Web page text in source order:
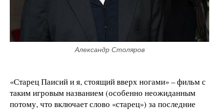
Александр Столяров
«Старец Паисий и я, стоящий вверх ногами» – фильм с
таким игровым названием (особенно неожиданным
потому, что включает слово «старец») за последние